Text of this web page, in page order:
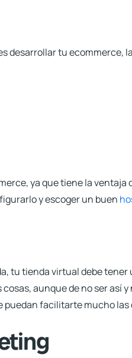
desarrollar tu ecommerce,
, ya que tiene la
y escoger un buen
tu tienda virtual debe
aunque de no ser así y
puedan facilitarte mucho las